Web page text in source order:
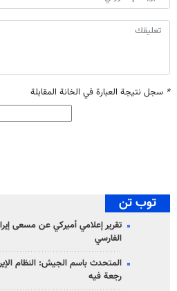
* سجل نتيجة العبارة في الخانة المقابلة
توب تن
تقرير إعلامي أميركي عن مسعى
الفارسي
المتحدث باسم الجيش: النظام
رجعة فيه